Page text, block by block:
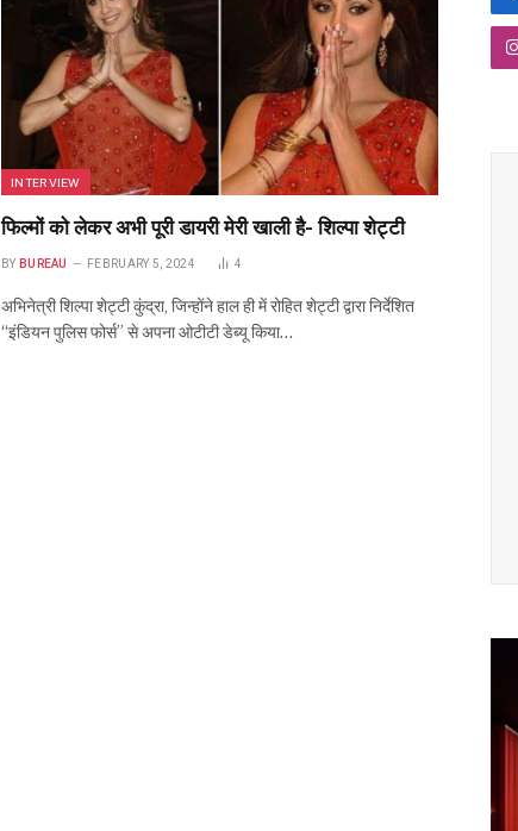
INTERVIEW
फिल्मों को लेकर अभी पूरी डायरी मेरी खाली है- शिल्पा शेट्टी
BY BUREAU FEBRUARY 5, 2024 4
अभिनेत्री शिल्पा शेट्टी कुंद्रा, जिन्होंने हाल ही में रोहित शेट्टी द्वारा निर्देशित
“इंडियन पुलिस फोर्स” से अपना ओटीटी डेब्यू किया…